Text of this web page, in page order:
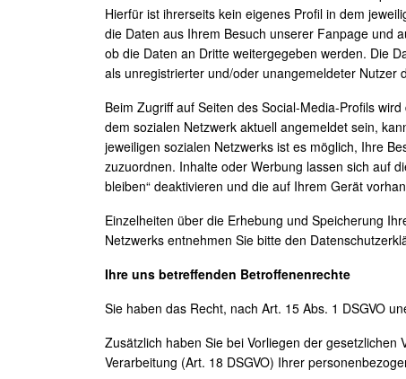
Hierfür ist ihrerseits kein eigenes Profil in dem
die Daten aus Ihrem Besuch unserer Fanpage und
ob die Daten an Dritte weitergegeben werden. Die
als unregistrierter und/oder unangemeldeter Nutzer
Beim Zugriff auf Seiten des Social-Media-Profils
dem sozialen Netzwerk aktuell angemeldet sein,
jeweiligen sozialen Netzwerks ist es möglich, Ihre
zuzuordnen. Inhalte oder Werbung lassen sich auf
bleiben“ deaktivieren und die auf Ihrem Gerät
Einzelheiten über die Erhebung und Speicherung
Netzwerks entnehmen Sie bitte den
Ihre uns betreffenden Betroffenenrechte
Sie haben das Recht, nach Art. 15 Abs. 1 DSGVO
Zusätzlich haben Sie bei Vorliegen der
Verarbeitung (Art. 18 DSGVO) Ihrer